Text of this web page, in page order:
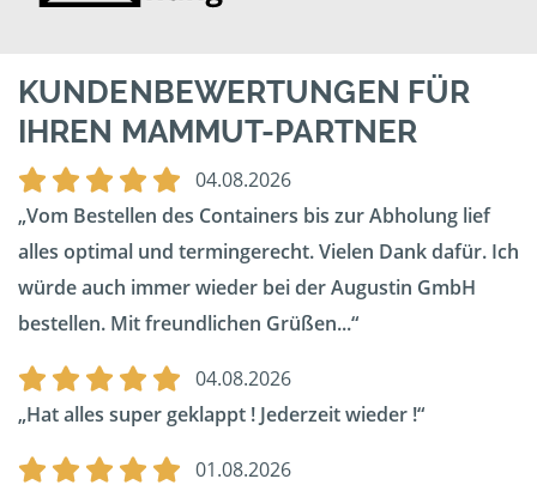
KUNDENBEWERTUNGEN FÜR
IHREN MAMMUT-PARTNER
04.08.2026
Vom Bestellen des Containers bis zur Abholung lief
alles optimal und termingerecht. Vielen Dank dafür. Ich
würde auch immer wieder bei der Augustin GmbH
bestellen. Mit freundlichen Grüßen...
04.08.2026
Hat alles super geklappt ! Jederzeit wieder !
01.08.2026